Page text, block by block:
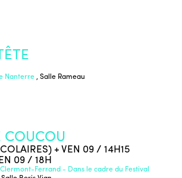
Nanterre , Salle Rameau
COUCOU
+ VEN 09 / 14H15
09 / 18H
Ferrand - Dans le cadre du Festival